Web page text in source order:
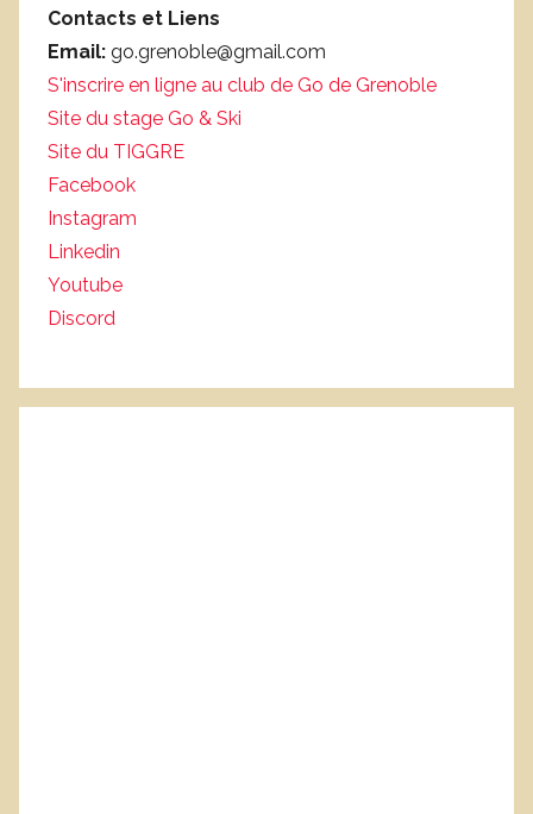
Contacts et Liens
Email: go.grenoble@gmail.com
S'inscrire en ligne au club de Go de Grenoble
Site du stage Go & Ski
Site du TIGGRE
Facebook
Instagram
Linkedin
Youtube
Discord